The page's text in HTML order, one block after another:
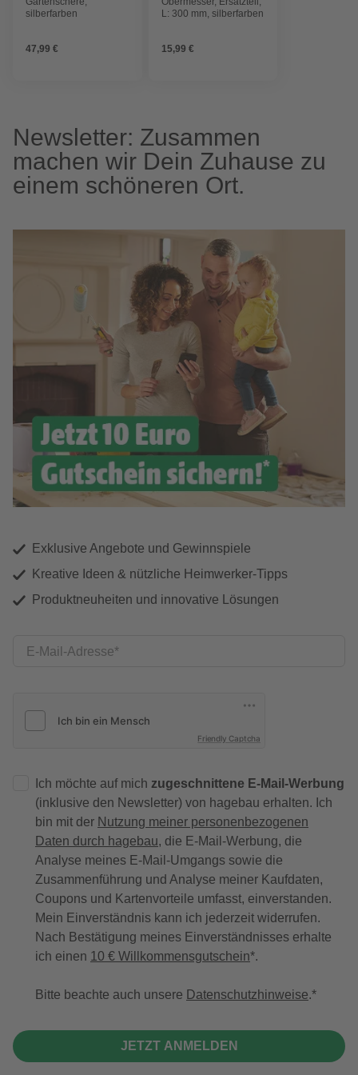
silberfarben
47,99 €
L: 300 mm, silberfarben
15,99 €
Newsletter: Zusammen
machen wir Dein Zuhause zu
einem schöneren Ort.
Exklusive Angebote und Gewinnspiele
Kreative Ideen & nützliche Heimwerker-Tipps
Produktneuheiten und innovative Lösungen
E-Mail-Adresse
Friendly Captcha
Ich möchte auf mich zugeschnittene E-Mail-Werbung
(inklusive den Newsletter) von hagebau erhalten. Ich
bin mit der Nutzung meiner personenbezogenen
Daten durch hagebau, die E-Mail-Werbung, die
Analyse meines E-Mail-Umgangs sowie die
Zusammenführung und Analyse meiner Kaufdaten,
Coupons und Kartenvorteile umfasst, einverstanden.
Mein Einverständnis kann ich jederzeit widerrufen.
Nach Bestätigung meines Einverständnisses erhalte
ich einen 10 € Willkommensgutschein*.
Bitte beachte auch unsere Datenschutzhinweise.
JETZT ANMELDEN